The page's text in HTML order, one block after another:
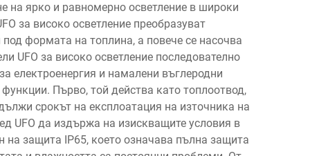
на ярко и равномерно осветление в широки
за високо осветление преобразуват
формата на топлина, а повече се насочва
UFO за високо осветление последователно
електроенергия и намалени въглеродни
Първо, той действа като топлоотвод,
срокът на експлоатация на източника на
UFO да издържа на изискващите условия в
на защита IP65, което означава пълна защита